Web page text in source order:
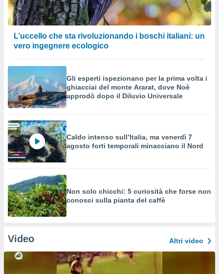
L’uccello che sta rivoluzionando i boschi italiani: un
vero ingegnere ecologico
Gli esperti ispezionano per la prima volta i
ghiacciai del monte Ararat, dove Noè
approdò dopo il Diluvio Universale
Caldo intenso sull’Italia, ma venerdì 7
agosto forti temporali minacciano il Nord
Non solo chicchi: 5 curiosità che forse non
conosci sulla pianta del caffè
Video Altri video